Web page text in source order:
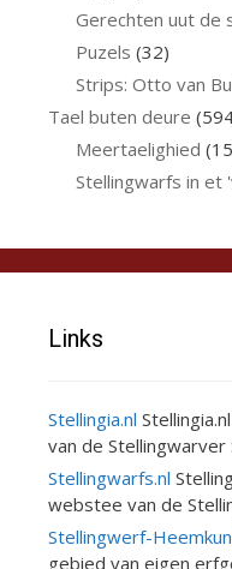
Gerechten uut de
Puzels (32)
Strips: Otto van
Tael buten deure
Meertaelighied
Stellingwarfs in et
Links
Stellingia.nl
van de
Stellingwarfs.nl
webstee van de
Stellingwerf-
gebied van eigen